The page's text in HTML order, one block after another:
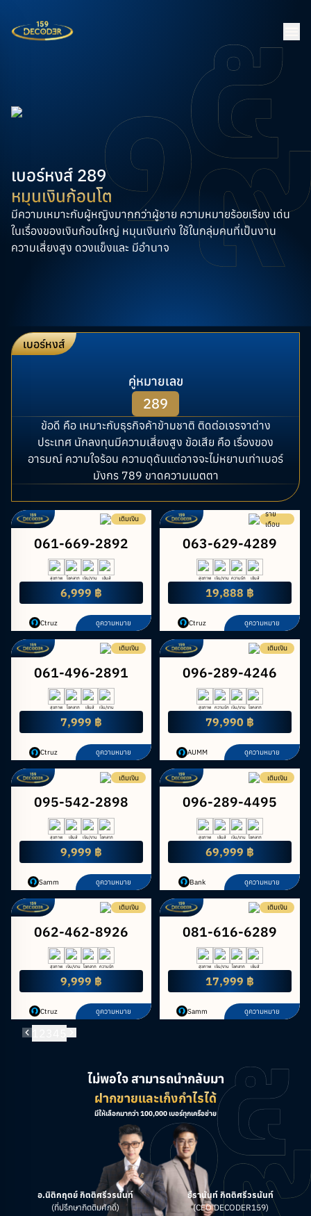
เบอร์หงส์ 289
หมุนเงินก้อนโต
มีความเหมาะกับผู้หญิงมากกว่าผู้ชาย ความหมายร้อยเรียง เด่น
ในเรื่องของเงินก้อนใหญ่ หมุนเงินเก่ง ใช้ในกลุ่มคนที่เป็นงาน
ความเสี่ยงสูง ดวงแข็งและ มีอำนาจ
เบอร์หงส์
คู่หมายเลข
289
ข้อดี คือ เหมาะกับธุรกิจค้าข้ามชาติ ติดต่อเจรจาต่าง
ประเทศ นักลงทุนมีความเสี่ยงสูง ข้อเสีย คือ เรื่องของ
อารมณ์ ความใจร้อน ความดุดันแต่อาจจะไม่หยาบเท่าเบอร์
มังกร 789 ขาดความเมตตา
เติมเงิน
061-669-2892
สุขภาพ โชคลาภ เงิน/งาน เซ้นส์
6,999 ฿
Ctruz ดูความหมาย
ราย
เดือน
063-629-4289
สุขภาพ เงิน/งาน ความรัก เซ้นส์
19,888 ฿
Ctruz ดูความหมาย
เติมเงิน
061-496-2891
สุขภาพ โชคลาภ เซ้นส์ เงิน/งาน
7,999 ฿
Ctruz ดูความหมาย
เติมเงิน
096-289-4246
สุขภาพ ความรัก เงิน/งาน โชคลาภ
79,990 ฿
AUMM ดูความหมาย
เติมเงิน
095-542-2898
สุขภาพ เซ้นส์ เงิน/งาน โชคลาภ
9,999 ฿
Samm ดูความหมาย
เติมเงิน
096-289-4495
สุขภาพ เซ้นส์ เงิน/งาน โชคลาภ
69,999 ฿
Bank ดูความหมาย
เติมเงิน
062-462-8926
สุขภาพ เงิน/งาน โชคลาภ ความรัก
9,999 ฿
Ctruz ดูความหมาย
เติมเงิน
081-616-6289
สุขภาพ เงิน/งาน โชคลาภ เซ้นส์
17,999 ฿
Samm ดูความหมาย
ไม่พอใจ สามารถนำกลับมา
ฝากขายและเก็งกำไรได้
มีให้เลือกมากว่า 100,000 เบอร์ทุกเครือข่าย
ธีรานันท์ กิตติศรีวรนันท์
(CEO DECODER159)
อ.นิติกฤตย์ กิตติศรีวรนันท์
(ที่ปรึกษากิตติมศักดิ์)